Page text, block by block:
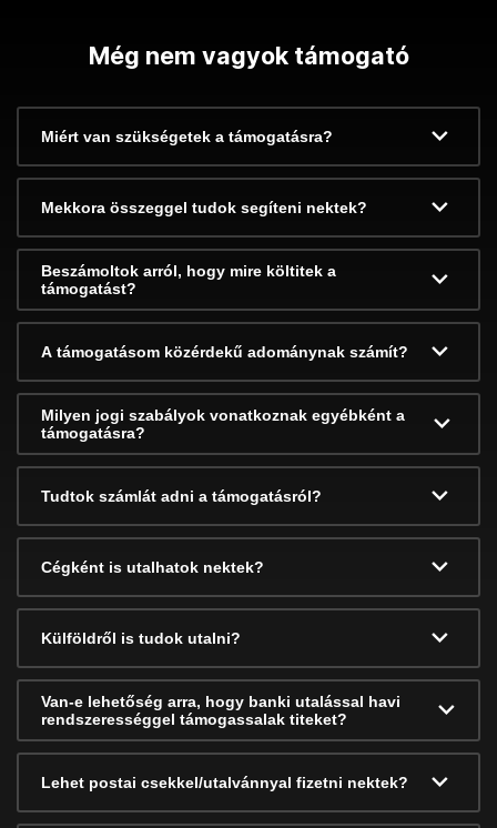
Még nem vagyok támogató
Miért van szükségetek a támogatásra?
Mekkora összeggel tudok segíteni nektek?
Beszámoltok arról, hogy mire költitek a
támogatást?
A támogatásom közérdekű adománynak számít?
Milyen jogi szabályok vonatkoznak egyébként a
támogatásra?
Tudtok számlát adni a támogatásról?
Cégként is utalhatok nektek?
Külföldről is tudok utalni?
Van-e lehetőség arra, hogy banki utalással havi
rendszerességgel támogassalak titeket?
Lehet postai csekkel/utalvánnyal fizetni nektek?